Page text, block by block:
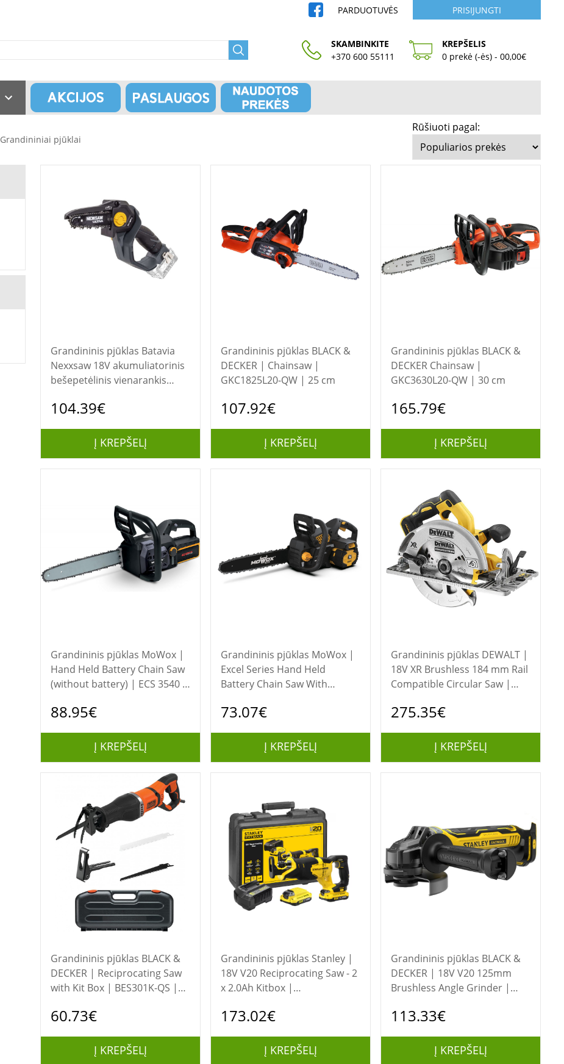
PARDUOTUVĖS PRISIJUNGTI
SKAMBINKITE
+370 600 55111
KREPŠELIS
0 prekė (-ės) - 00,00€
Grandininiai pjūklai
Rūšiuoti pagal:
Grandininis pjūklas Batavia
Nexxsaw 18V akumuliatorinis
bešepetėlinis vienarankis
17,8 cm (be akumuliatoriaus ir
104.39€
Į KREPŠELĮ
Grandininis pjūklas BLACK &
DECKER | Chainsaw |
GKC1825L20-QW | 25 cm
107.92€
Į KREPŠELĮ
Grandininis pjūklas BLACK &
DECKER Chainsaw |
GKC3630L20-QW | 30 cm
165.79€
Į KREPŠELĮ
Grandininis pjūklas MoWox |
Hand Held Battery Chain Saw
(without battery) | ECS 3540 Li
technology
88.95€
Į KREPŠELĮ
Grandininis pjūklas MoWox |
Excel Series Hand Held
Battery Chain Saw With
System (Without Battery and
Lithium-ion technology
73.07€
Į KREPŠELĮ
Grandininis pjūklas DEWALT |
18V XR Brushless 184 mm Rail
Compatible Circular Saw |
275.35€
Į KREPŠELĮ
Grandininis pjūklas BLACK &
DECKER | Reciprocating Saw
with Kit Box | BES301K-QS |
60.73€
Į KREPŠELĮ
Grandininis pjūklas Stanley |
18V V20 Reciprocating Saw - 2
x 2.0Ah Kitbox |
173.02€
Į KREPŠELĮ
Grandininis pjūklas BLACK &
DECKER | 18V V20 125mm
Brushless Angle Grinder |
Lithium-ion technology
113.33€
Į KREPŠELĮ